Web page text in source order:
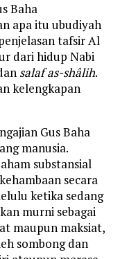
Baha
apa itu ubudiyah
tafsir Al
dari hidup Nabi
salaf as-shâlih.
kelengkapan
Gus Baha
manusia.
substansial
secara
ketika sedang
murni sebagai
maupun maksiat,
sombong dan